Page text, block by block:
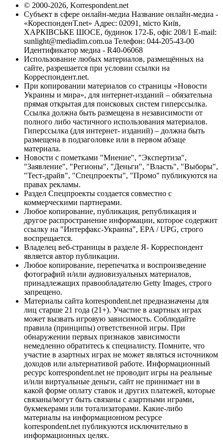
© 2000-2026, Korrespondent.net
Субъект в сфере онлайн-медиа Название онлайн-медиа -
«КореспонденТ.net» Адрес: 02091, місто Київ,
ХАРКІВСЬКЕ ШОСЕ, будинок 172-Б, офіс 208/1 E-mail:
sunlight@mediadim.com.ua Телефон: 044-205-43-00
Идентификатор медиа - R40-06068
Использование любых материалов, размещённых на
сайте, разрешается при условии ссылки на
Корреспондент.net.
При копировании материалов со страницы «Новости
Украины и мира», для интернет-изданий – обязательна
прямая открытая для поисковых систем гиперссылка.
Ссылка должна быть размещена в независимости от
полного либо частичного использования материалов.
Гиперссылка (для интернет- изданий) – должна быть
размещена в подзаголовке или в первом абзаце
материала.
Новости с пометками "Мнение", "Экспертиза",
"Заявление", "Регионы", "Деньги", "Власть", "Выборы",
"Тест-драйв", "Спецпроекты", "Промо" публикуются на
правах рекламы.
Раздел Спецпроекты создается совместно с
коммерческими партнерами.
Любое копирование, публикация, републикация и
другое распространение информации, которое содержит
ссылку на "Интерфакс-Украина", EPA / UPG, строго
воспрещается.
Владелец веб-страницы в разделе Я- Корреспондент
является автор публикации.
Любое копирование, перепечатка и воспроизведение
фотографий и/или аудиовизуальных материалов,
принадлежащих правообладателю Getty Images, строго
запрещено.
Материалы сайта korrespondent.net предназначены для
лиц старше 21 года (21+). Участие в азартных играх
может вызвать игровую зависимость. Соблюдайте
правила (принципы) ответственной игры. При
обнаружении первых признаков зависимости
немедленно обратитесь к специалисту. Помните, что
участие в азартных играх не может являться источником
доходов или альтернативой работе. Информационный
ресурс korrespondent.net не проводит игры на реальные
и/или виртуальные деньги, сайт не принимает ни в
какой форме оплату ставок и других платежей, которые
связаны/могут быть связаны с азартными играми,
букмекерами или тотализаторами. Какие-либо
материалы на информационном ресурсе
korrespondent.net публикуются исключительно в
информационных целях.